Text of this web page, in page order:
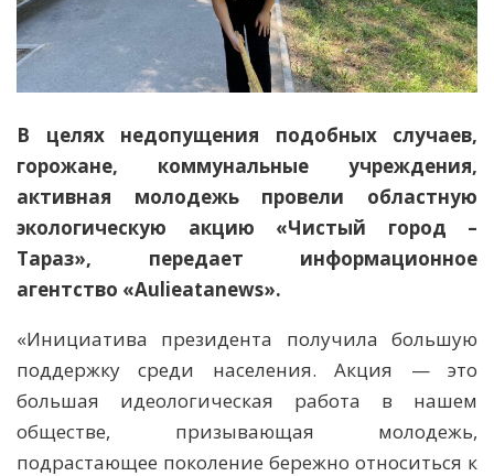
В целях недопущения подобных случаев,
горожане, коммунальные учреждения,
активная молодежь провели областную
экологическую акцию «Чистый город –
Тараз», передает информационное
агентство «Aulieatanews».
«Инициатива президента получила большую
поддержку среди населения. Акция — это
большая идеологическая работа в нашем
обществе, призывающая молодежь,
подрастающее поколение бережно относиться к